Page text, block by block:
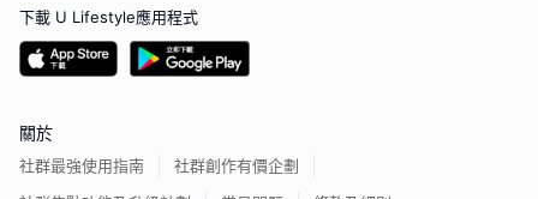
下載 U Lifestyle應用程式
關於
社群最強使用指南
社群創作有價企劃